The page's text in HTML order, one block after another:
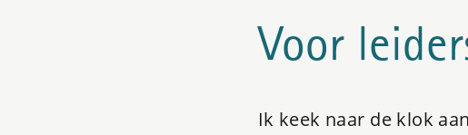
Voor
Ik keek naar de klok